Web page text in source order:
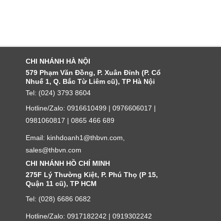
CHI NHÁNH HÀ NỘI
579 Phạm Văn Đồng, P. Xuân Đỉnh (P. Cổ
Nhuế 1, Q. Bắc Từ Liêm cũ), TP Hà Nội
Tel: (024) 3793 8604
Hotline/Zalo: 0916610499 | 0976606017 |
0981060817 | 0865 466 689
Email: kinhdoanh1@thbvn.com,
sales@thbvn.com
CHI NHÁNH HỒ CHÍ MINH
275F Lý Thường Kiệt, P. Phú Thọ (P 15,
Quận 11 cũ), TP HCM
Tel: (028) 6686 0682
Hotline/Zalo: 0917182242 | 0919302242